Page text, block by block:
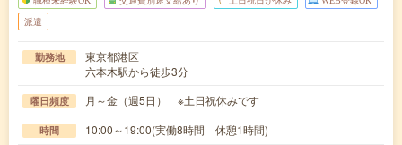
派遣
勤務地
東京都港区
六本木駅から徒歩3分
曜日頻度 月～金（週5日） ※土日祝休みです
時間 10:00～19:00(実働8時間 休憩1時間)